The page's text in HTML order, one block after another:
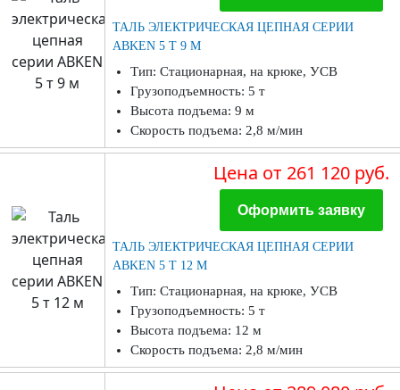
ТАЛЬ ЭЛЕКТРИЧЕСКАЯ ЦЕПНАЯ СЕРИИ
ABKEN 5 Т 9 М
Тип: Стационарная, на крюке, УСВ
Грузоподъемность: 5 т
Высота подъема: 9 м
Скорость подъема: 2,8 м/мин
Цена от 261 120 руб.
Оформить заявку
ТАЛЬ ЭЛЕКТРИЧЕСКАЯ ЦЕПНАЯ СЕРИИ
ABKEN 5 Т 12 М
Тип: Стационарная, на крюке, УСВ
Грузоподъемность: 5 т
Высота подъема: 12 м
Скорость подъема: 2,8 м/мин